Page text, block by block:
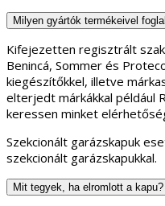
Milyen gyártók termékeivel
Kifejezetten regisztrált
Benincá, Sommer és
kiegészítőkkel, illetve
elterjedt márkákkal például
keressen minket
Szekcionált garázskapuk
szekcionált garázskapukkal.
Mit tegyek, ha elromlott a kapu?